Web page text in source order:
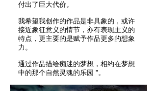
付出了巨大代价。
我希望我创作的作品是非具象的，或许
接近象征意义的情节，亦有表现主义的
特点，更主要的是赋予作品更多的想象
力。
通过作品描绘痴迷的梦想，相约在梦想
中的那个自然灵魂的乐园 "。